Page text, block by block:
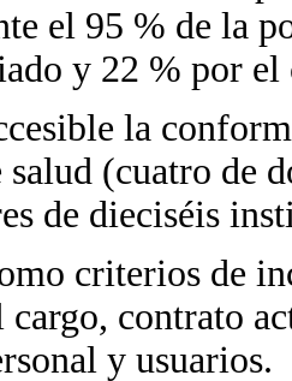
el 95 % de la
y 22 % por
la
(cuatro de
de dieciséis
criterios de
cargo, contrato
y usuarios.